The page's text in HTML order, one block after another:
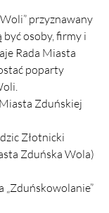
przyznawany
osoby, firmy i
Rada Miasta
poparty
Zduńskiej
Złotnicki
Zduńska Wola)
„Zduńskowolanie”